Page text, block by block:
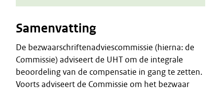
Samenvatting
De bezwaarschriftenadviescommissie (hierna: de
Commissie) adviseert de UHT om de integrale
beoordeling van de compensatie in gang te zetten.
Voorts adviseert de Commissie om het bezwaar